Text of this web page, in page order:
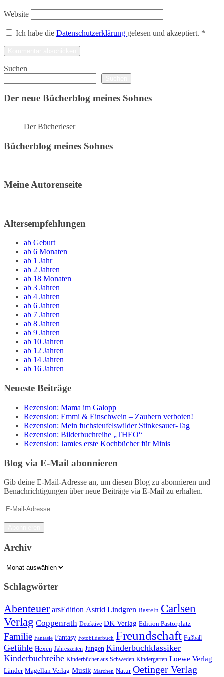
Website
Ich habe die Datenschutzerklärung gelesen und akzeptiert. *
Suchen
Der neue Bücherblog meines Sohnes
Der Bücherleser
Bücherblog meines Sohnes
Meine Autorenseite
Altersempfehlungen
ab Geburt
ab 6 Monaten
ab 1 Jahr
ab 2 Jahren
ab 18 Monaten
ab 3 Jahren
ab 4 Jahren
ab 6 Jahren
ab 7 Jahren
ab 8 Jahren
ab 9 Jahren
ab 10 Jahren
ab 12 Jahren
ab 14 Jahren
ab 16 Jahren
Neueste Beiträge
Rezension: Mama im Galopp
Rezension: Emmi & Einschwein – Zaubern verboten!
Rezension: Mein fuchsteufelswilder Stinkesauer-Tag
Rezension: Bilderbuchreihe „THEO“
Rezension: Jamies erste Kochbücher für Minis
Blog via E-Mail abonnieren
Gib deine E-Mail-Adresse an, um diesen Blog zu abonnieren und
Benachrichtigungen über neue Beiträge via E-Mail zu erhalten.
E-
Mail-
Adresse
Archiv
Archiv
Schlagwörter
Abenteuer arsEdition Astrid Lindgren Basteln Carlsen
Verlag Coppenrath Detektive DK Verlag Edition Pastorplatz
Familie Fantasie Fantasy Fotobilderbuch Freundschaft Fußball
Gefühle Hexen Jahreszeiten Jungen Kinderbuchklassiker
Kinderbuchreihe Kinderbücher aus Schweden Kindergarten Loewe Verlag
Länder Magellan Verlag Musik Märchen Natur Oetinger Verlag